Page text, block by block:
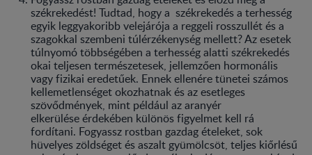
székrekedést! Tudtad, hogy a székrekedés a terhesség
egyik leggyakoribb velejárója a reggeli rosszullét és a
szagokkal szembeni túlérzékenység mellett? Az esetek
túlnyomó többségében a terhesség alatti székrekedés
okai teljesen természetesek, jellemzően hormonális
vagy fizikai eredetűek. Ennek ellenére tünetei számos
kellemetlenséget okozhatnak és az esetleges
szövődmények, mint például az aranyér
elkerülése érdekében különös figyelmet kell rá
fordítani. Fogyassz rostban gazdag ételeket, sok
hüvelyes zöldséget és aszalt gyümölcsöt, teljes kiőrlésű